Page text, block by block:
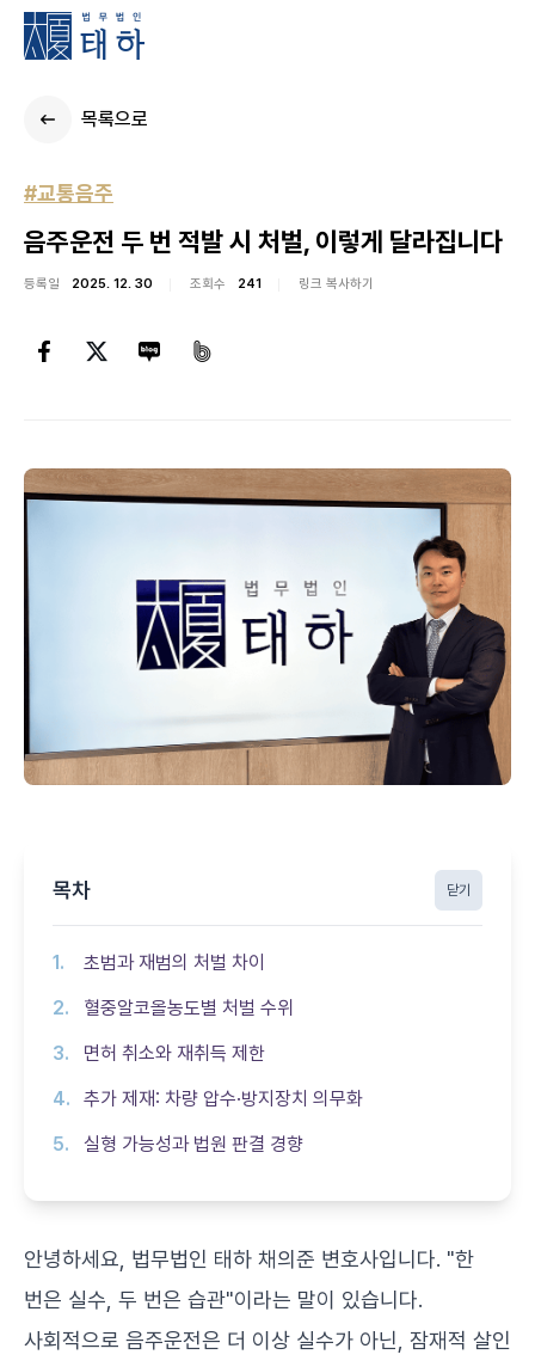
목록으로
#교통음주
음주운전 두 번 적발 시 처벌, 이렇게 달라집니다
등록일 2025. 12. 30 조회수 241 링크 복사하기
목차 닫기
초범과 재범의 처벌 차이
혈중알코올농도별 처벌 수위
면허 취소와 재취득 제한
추가 제재: 차량 압수·방지장치 의무화
실형 가능성과 법원 판결 경향
안녕하세요, 법무법인 태하 채의준 변호사입니다. "한
번은 실수, 두 번은 습관"이라는 말이 있습니다.
사회적으로 음주운전은 더 이상 실수가 아닌, 잠재적 살인